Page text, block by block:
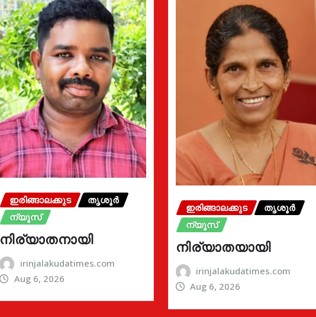
ഇരിങ്ങാലക്കുട
തൃശൂർ
ന്യൂസ്
നിര്യാതനായി
irinjalakudatimes.com
Aug 6, 2026
ഇരിങ്ങാലക്കുട
തൃശൂർ
ന്യൂസ്
നിര്യാതയായി
irinjalakudatimes.com
Aug 6, 2026